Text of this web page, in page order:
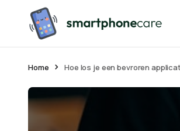
Home Hoe los je een bevroren